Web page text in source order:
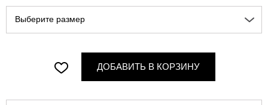
Выберите размер
ДОБАВИТЬ В КОРЗИНУ